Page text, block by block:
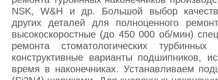
NSK, W&H и др. Большой выбор
других деталей для полноценного
высокоскоростные (до 450 000 об/мин)
ремонта стоматологических турбинных
конструктивные варианты подшипников,
время в наконечниках. Устанавливаем